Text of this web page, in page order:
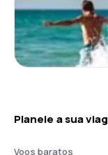
Planeie a sua
Voos baratos